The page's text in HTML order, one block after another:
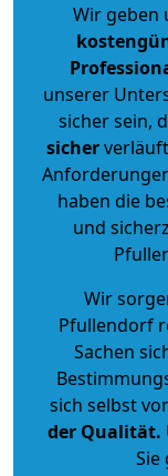
Wir geben
unserer
sicher sein,
sicher
haben die
und
Wir
Pfullendorf
Sachen
sich selbst
der Qualität.
Sie